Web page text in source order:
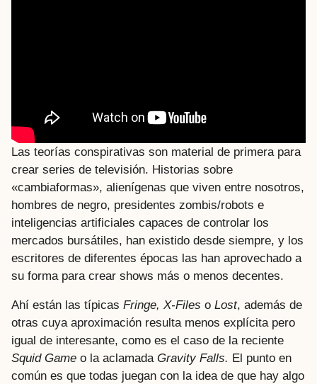
Las teorías conspirativas son material de primera para
crear series de televisión. Historias sobre
«cambiaformas», alienígenas que viven entre nosotros,
hombres de negro, presidentes zombis/robots e
inteligencias artificiales capaces de controlar los
mercados bursátiles, han existido desde siempre, y los
escritores de diferentes épocas las han aprovechado a
su forma para crear shows más o menos decentes.
Ahí están las típicas Fringe, X-Files o Lost, además de
otras cuya aproximación resulta menos explícita pero
igual de interesante, como es el caso de la reciente
Squid Game o la aclamada Gravity Falls. El punto en
común es que todas juegan con la idea de que hay algo